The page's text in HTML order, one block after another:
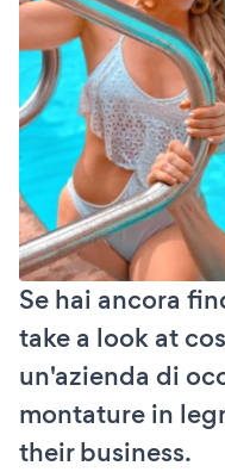
Se hai ancora
take a look at
un'azienda di
montature in
their business.